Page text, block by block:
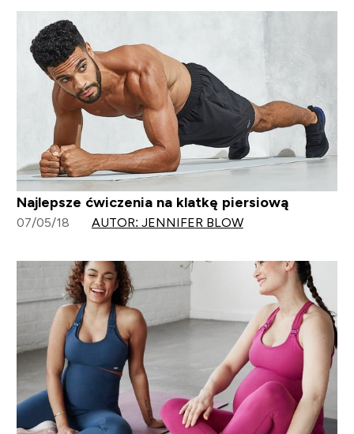
Najlepsze ćwiczenia na klatkę piersiową
07/05/18 AUTOR: JENNIFER BLOW